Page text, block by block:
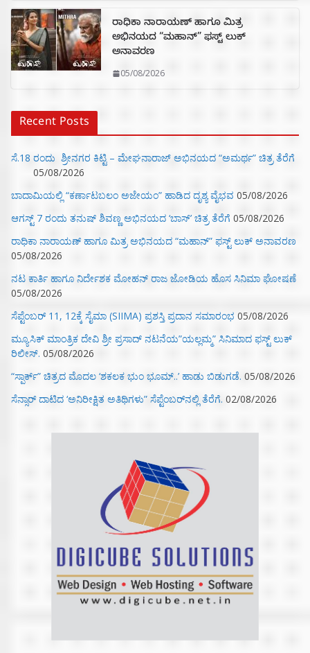
ರಾಧಿಕಾ ನಾರಾಯಣ್ ಹಾಗೂ ಮಿತ್ರ
ಅಭಿನಯದ “ಮಹಾನ್” ಫಸ್ಟ್ ಲುಕ್
ಅನಾವರಣ
05/08/2026
Recent Posts
ಸೆ.18 ರಂದು ಶ್ರೀನಗರ ಕಿಟ್ಟಿ – ಮೇಘನಾರಾಜ್ ಅಭಿನಯದ “ಅಮರ್ಥ” ಚಿತ್ರ ತೆರೆಗೆ
05/08/2026
ಬಾದಾಮಿಯಲ್ಲಿ “ಕರ್ಣಾಟಬಲಂ ಅಜೇಯಂ” ಹಾಡಿದ ದೃಶ್ಯ ವೈಭವ 05/08/2026
ಆಗಸ್ಟ್ 7 ರಂದು ತನುಷ್ ಶಿವಣ್ಣ ಅಭಿನಯದ ‘ಬಾಸ್’ ಚಿತ್ರ ತೆರೆಗೆ 05/08/2026
ರಾಧಿಕಾ ನಾರಾಯಣ್ ಹಾಗೂ ಮಿತ್ರ ಅಭಿನಯದ “ಮಹಾನ್” ಫಸ್ಟ್ ಲುಕ್ ಅನಾವರಣ
05/08/2026
ನಟ ಕಾರ್ತಿ ಹಾಗೂ ನಿರ್ದೇಶಕ ಮೋಹನ್ ರಾಜ ಜೋಡಿಯ ಹೊಸ ಸಿನಿಮಾ ಘೋಷಣೆ
05/08/2026
ಸೆಪ್ಟೆಂಬರ್ 11, 12ಕ್ಕೆ ಸೈಮಾ (SIIMA) ಪ್ರಶಸ್ತಿ ಪ್ರದಾನ ಸಮಾರಂಭ 05/08/2026
ಮ್ಯೂಸಿಕ್‌ ಮಾಂತ್ರಿಕ ದೇವಿ ಶ್ರೀ ಪ್ರಸಾದ್ ನಟನೆಯ”ಯಲ್ಲಮ್ಮ” ಸಿನಿಮಾದ ಫಸ್ಟ್‌ ಲುಕ್‌
ರಿಲೀಸ್. 05/08/2026
“ಸ್ಪಾರ್ಕ್” ಚಿತ್ರದ ಮೊದಲ‌ ‘ಶಕಲಕ ಭುಂ‌ ಭೂಮ್..’ ಹಾಡು ಬಿಡುಗಡೆ. 05/08/2026
ಸೆನ್ಸಾರ್ ದಾಟಿದ ‘ಅನಿರೀಕ್ಷಿತ ಅತಿಥಿಗಳು” ಸೆಪ್ಟೆಂಬರ್‌ನಲ್ಲಿ ತೆರೆಗೆ. 02/08/2026